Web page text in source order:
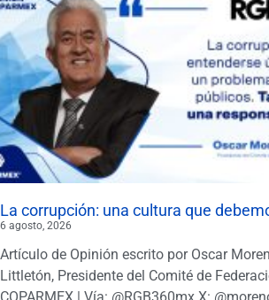
La corrupción: una cultura que
6 agosto, 2026
Artículo de Opinión escrito por Oscar
Littletón, Presidente del Comité de